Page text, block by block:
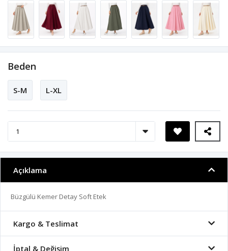
Beden
S-M L-XL
Açıklama
Büzgülü Kemer Detay Soft Etek
Kargo & Teslimat
İptal & Değişim